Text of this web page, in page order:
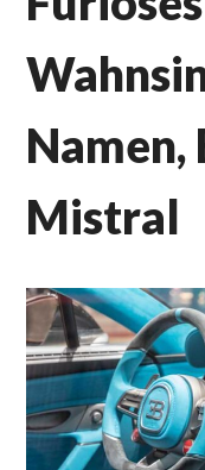
Mistral